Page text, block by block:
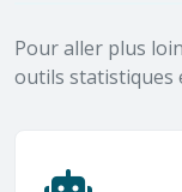
Pour aller plus
outils statistiques